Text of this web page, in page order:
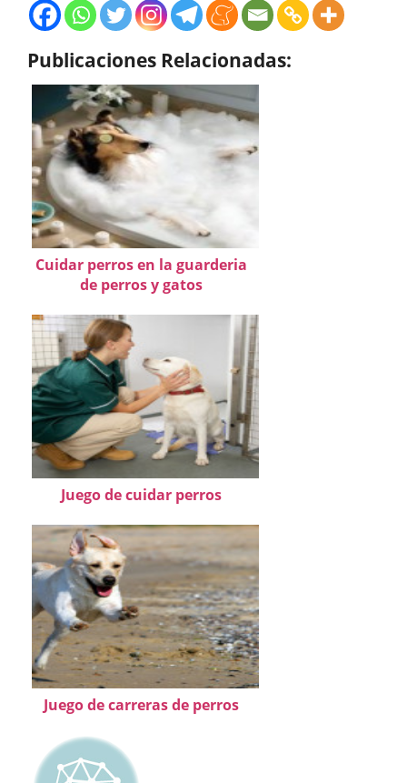
Publicaciones Relacionadas:
Cuidar perros en la guarderia
de perros y gatos
Juego de cuidar perros
Juego de carreras de perros